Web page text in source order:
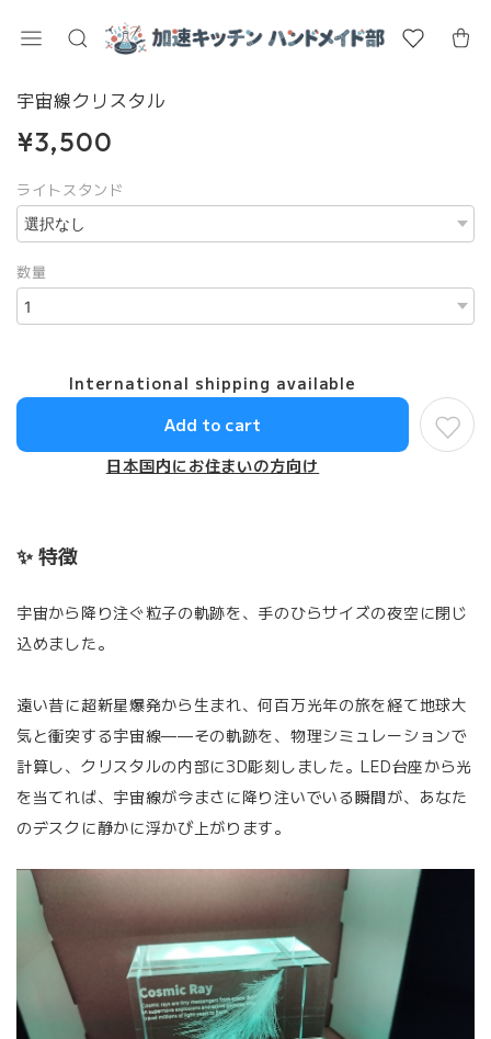
宇宙線クリスタル
¥3,500
ライトスタンド
数量
International shipping available
Add to cart
日本国内にお住まいの方向け
✨ 特徴
宇宙から降り注ぐ粒子の軌跡を、手のひらサイズの夜空に閉じ
込めました。
遠い昔に超新星爆発から生まれ、何百万光年の旅を経て地球大
気と衝突する宇宙線——その軌跡を、物理シミュレーションで
計算し、クリスタルの内部に3D彫刻しました。LED台座から光
を当てれば、宇宙線が今まさに降り注いでいる瞬間が、あなた
のデスクに静かに浮かび上がります。